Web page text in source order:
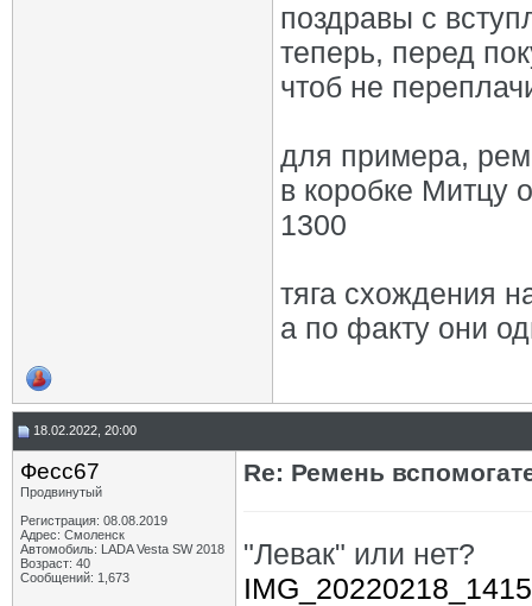
поздравы с
теперь, перед
чтоб не
для примера,
в коробке Митцу
1300
тяга схождения
а по факту они
18.02.2022, 20:00
Фесс67
Продвинутый
Регистрация: 08.08.2019
Адрес: Смоленск
Автомобиль: LADA Vesta SW 2018
Возраст: 40
Сообщений: 1,673
Re: Ремень
"Левак" или нет?